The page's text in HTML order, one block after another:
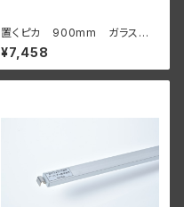
置くピカ 900mm ガラス棚
用
¥7,458